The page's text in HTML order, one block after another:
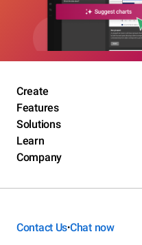
Create
Features
Solutions
Learn
Company
Contact Us•Chat now